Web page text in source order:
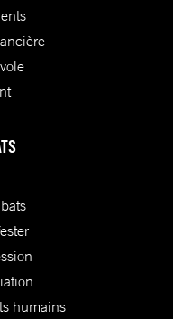
humains